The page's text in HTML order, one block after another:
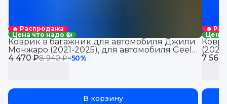
🔥 Распродажа
Цена что надо 👍
4 470 ₽8 940 ₽−50%
Коврик в багажник для автомобиля Джили
Монжаро (2021-2025), для автомобиля Geely
Monjaro, EVA 3D
В корзину
🔥
Цена
7 560